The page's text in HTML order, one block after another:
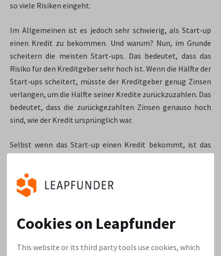
Cookies on Leapfunder
This website or its third party tools use cookies, which
so viele Risiken eingeht.
Im Allgemeinen ist es jedoch sehr schwierig, als Start-up
einen Kredit zu bekommen. Und warum? Nun, im Grunde
scheitern die meisten Start-ups. Das bedeutet, dass das
Risiko für den Kreditgeber sehr hoch ist. Wenn die Hälfte der
Start-ups scheitert, müsste der Kreditgeber genug Zinsen
verlangen, um die Hälfte seiner Kredite zurückzuzahlen. Das
bedeutet, dass die zurückgezahlten Zinsen genauso hoch
sind, wie der Kredit ursprünglich war.
Selbst wenn das Start-up einen Kredit bekommt, ist das
zu schnell zurückzahlen, da Sie das Geld für Ihr
Unternehmen verwenden wollen. Oft wird vereinbart, dass
ein Start-up den gesamten Kredit einfach in bar
zurückzahlen kann, wenn die Zeit gekommen ist. Das
bedeutet, dass ein Konkurs ein echtes Risiko darstellt.